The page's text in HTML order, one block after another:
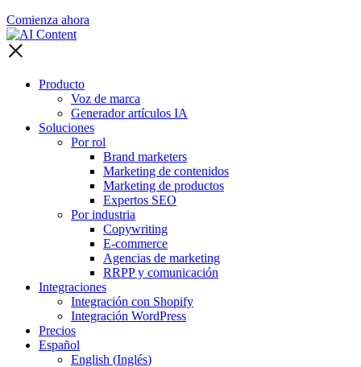
Comienza ahora
Producto
Voz de marca
Generador artículos IA
Soluciones
Por rol
Brand marketers
Marketing de contenidos
Marketing de productos
Expertos SEO
Por industria
Copywriting
E-commerce
Agencias de marketing
RRPP y comunicación
Integraciones
Integración con Shopify
Integración WordPress
Precios
Español
English (Inglés)